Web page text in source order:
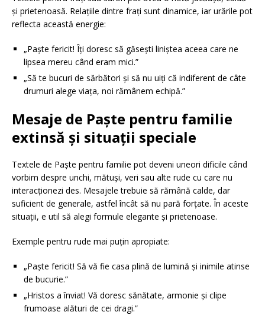
și prietenoasă. Relațiile dintre frați sunt dinamice, iar urările pot
reflecta această energie:
„Paște fericit! Îți doresc să găsești liniștea aceea care ne
lipsea mereu când eram mici.”
„Să te bucuri de sărbători și să nu uiți că indiferent de câte
drumuri alege viața, noi rămânem echipă.”
Mesaje de Paște pentru familie
extinsă și situații speciale
Textele de Paște pentru familie pot deveni uneori dificile când
vorbim despre unchi, mătuși, veri sau alte rude cu care nu
interacționezi des. Mesajele trebuie să rămână calde, dar
suficient de generale, astfel încât să nu pară forțate. În aceste
situații, e util să alegi formule elegante și prietenoase.
Exemple pentru rude mai puțin apropiate:
„Paște fericit! Să vă fie casa plină de lumină și inimile atinse
de bucurie.”
„Hristos a înviat! Vă doresc sănătate, armonie și clipe
frumoase alături de cei dragi.”